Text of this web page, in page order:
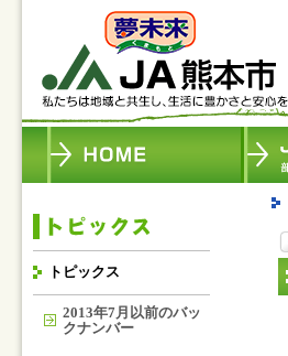
トピックス
2013年7月以前のバッ
クナンバー